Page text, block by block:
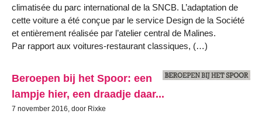
climatisée du parc international de la SNCB. L’adaptation de
cette voiture a été conçue par le service Design de la Société
et entièrement réalisée par l’atelier central de Malines.
Par rapport aux voitures-restaurant classiques, (…)
Beroepen bij het Spoor: een
lampje hier, een draadje daar...
7 november 2016, door Rixke